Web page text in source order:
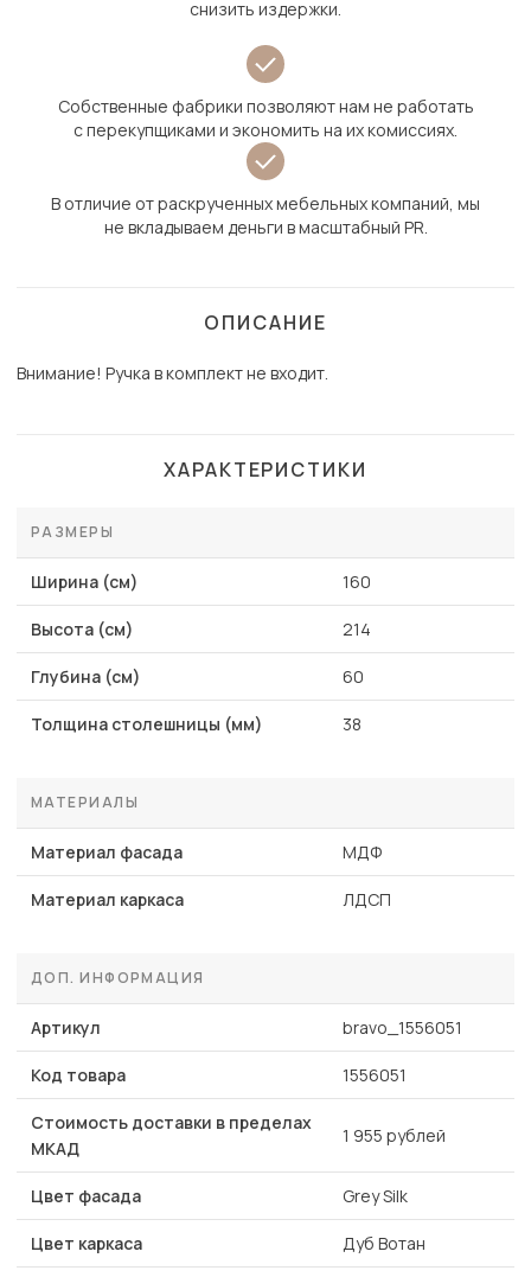
снизить издержки.
Собственные фабрики позволяют нам не работать
с перекупщиками и экономить на их комиссиях.
В отличие от раскрученных мебельных компаний, мы
не вкладываем деньги в масштабный PR.
ОПИСАНИЕ
Внимание! Ручка в комплект не входит.
ХАРАКТЕРИСТИКИ
РАЗМЕРЫ
Ширина (см) 160
Высота (см) 214
Глубина (см) 60
Толщина столешницы (мм) 38
МАТЕРИАЛЫ
Материал фасада МДФ
Материал каркаса ЛДСП
ДОП. ИНФОРМАЦИЯ
Артикул bravo_1556051
Код товара 1556051
Стоимость доставки в пределах
МКАД
1 955 рублей
Цвет фасада Grey Silk
Цвет каркаса Дуб Вотан